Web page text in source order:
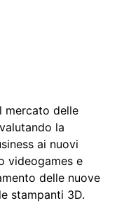
mercato delle
la
ai nuovi
videogames e
delle nuove
stampanti 3D.